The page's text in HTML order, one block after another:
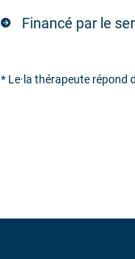
Financé par le
* Le·la thérapeute répond